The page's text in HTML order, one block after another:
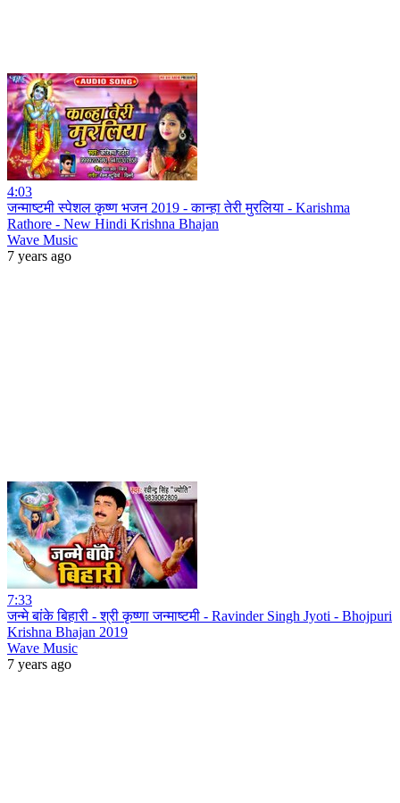
4:03
जन्माष्टमी स्पेशल कृष्ण भजन 2019 - कान्हा तेरी मुरलिया - Karishma
Rathore - New Hindi Krishna Bhajan
Wave Music
7 years ago
7:33
जन्मे बांके बिहारी - श्री कृष्णा जन्माष्टमी - Ravinder Singh Jyoti - Bhojpuri
Krishna Bhajan 2019
Wave Music
7 years ago